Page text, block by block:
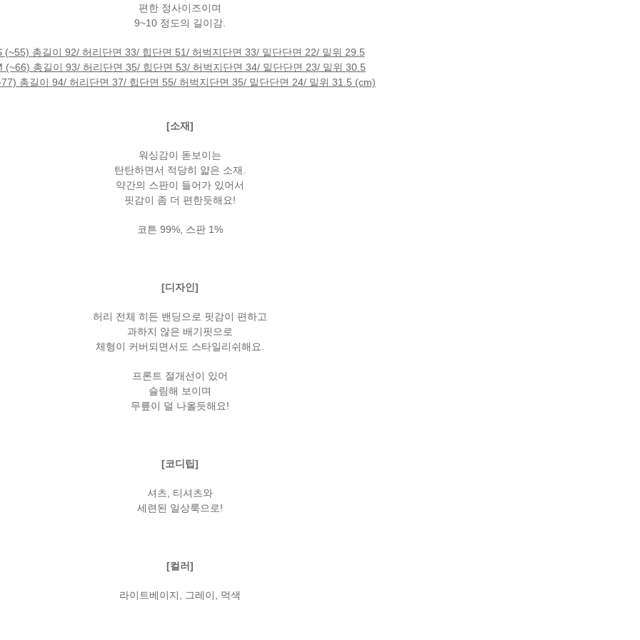
편한 정사이즈이며
9~10 정도의 길이감.
(~55) 총길이 92/ 허리단면 33/ 힙단면 51/ 허벅지단면 33/ 밑단단면 22/ 밑위 29.5
(~66) 총길이 93/ 허리단면 35/ 힙단면 53/ 허벅지단면 34/ 밑단단면 23/ 밑위 30.5
총길이 94/ 허리단면 37/ 힙단면 55/ 허벅지단면 35/ 밑단단면 24/ 밑위 31.5 (cm)
[소재]
워싱감이 돋보이는
탄탄하면서 적당히 얇은 소재.
약간의 스판이 들어가 있어서
핏감이 좀 더 편한듯해요!
코튼 99%, 스판 1%
[디자인]
허리 전체 히든 밴딩으로 핏감이 편하고
과하지 않은 배기핏으로
체형이 커버되면서도 스타일리쉬해요.
프론트 절개선이 있어
슬림해 보이며
무릎이 덜 나올듯해요!
[코디팁]
셔츠, 티셔츠와
세련된 일상룩으로!
[컬러]
라이트베이지, 그레이, 먹색